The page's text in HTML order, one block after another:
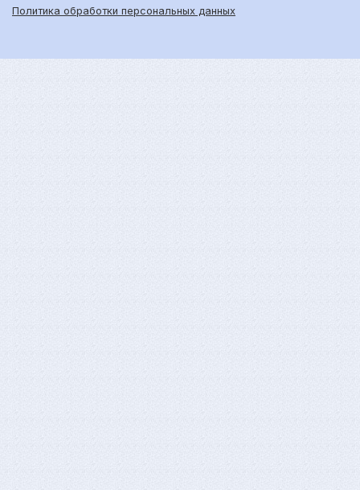
Политика обработки персональных данных